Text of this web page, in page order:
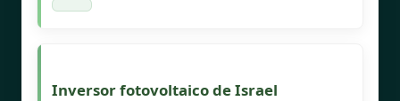
Inversor fotovoltaico de Israel